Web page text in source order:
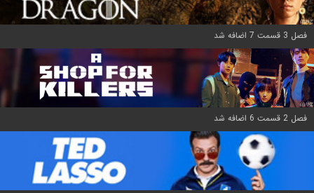
فصل 3 قسمت 7 اضافه شد
فصل 2 قسمت 6 اضافه شد